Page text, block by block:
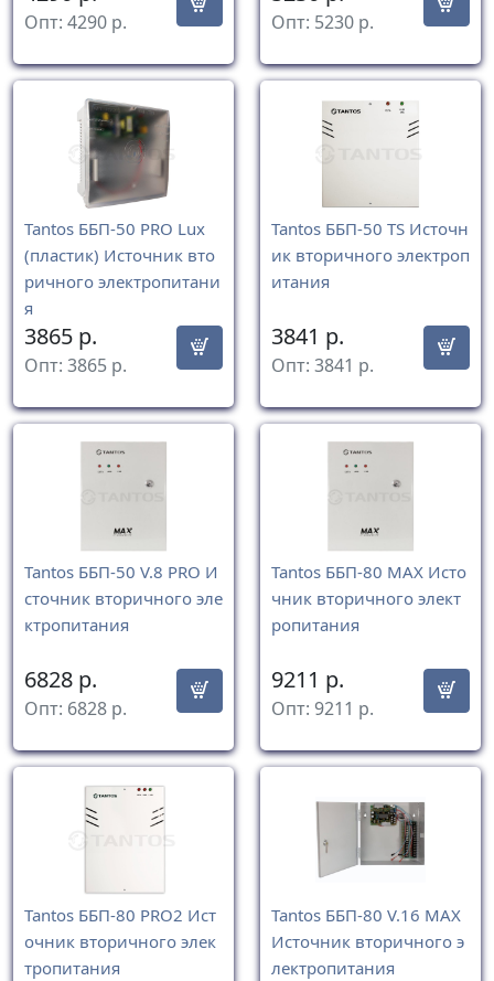
Опт: 4290 р. Опт: 5230 р.
Tantos ББП-50 PRO Lux
(пластик) Источник вто
ричного электропитани
я
3865 р.
Опт: 3865 р.
Tantos ББП-50 TS Источн
ик вторичного электроп
итания
3841 р.
Опт: 3841 р.
Tantos ББП-50 V.8 PRO И
сточник вторичного эле
ктропитания
6828 р.
Опт: 6828 р.
Tantos ББП-80 MAX Исто
чник вторичного элект
ропитания
9211 р.
Опт: 9211 р.
Tantos ББП-80 PRO2 Ист
очник вторичного элек
тропитания
Tantos ББП-80 V.16 MAX
Источник вторичного э
лектропитания